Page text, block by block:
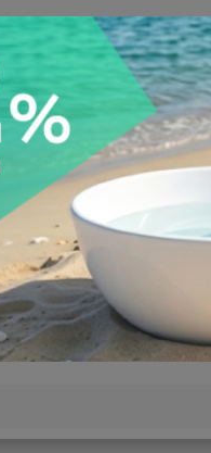
Всегда низкие цены